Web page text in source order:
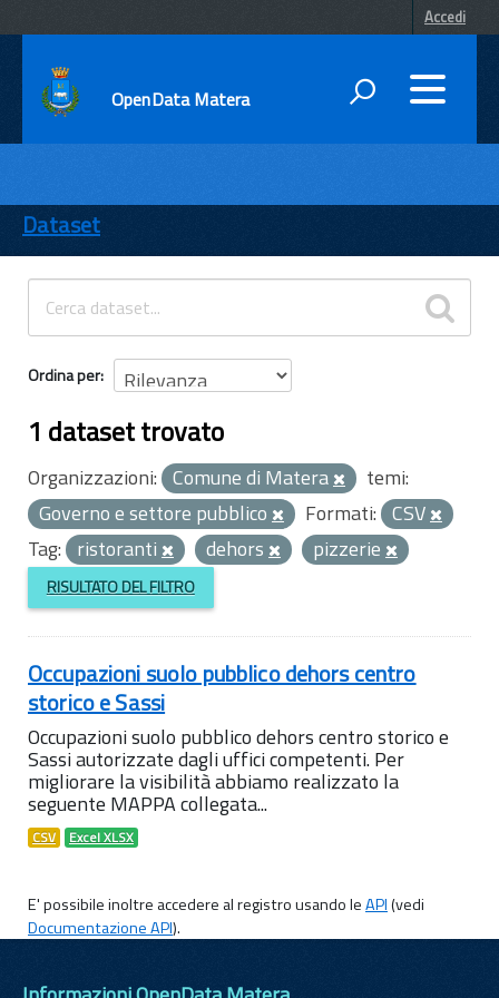
Accedi
OpenData Matera
ENTI
TEMI
INFORMAZIONI
Dataset
Ordina per
1 dataset trovato
Organizzazioni: Comune di Matera
temi:
Governo e settore pubblico
Formati: CSV
Tag: ristoranti dehors pizzerie
RISULTATO DEL FILTRO
Occupazioni suolo pubblico dehors centro
storico e Sassi
Occupazioni suolo pubblico dehors centro storico e
Sassi autorizzate dagli uffici competenti. Per
migliorare la visibilità abbiamo realizzato la
seguente MAPPA collegata...
CSV Excel XLSX
E' possibile inoltre accedere al registro usando leAPI(vedi
Documentazione API).